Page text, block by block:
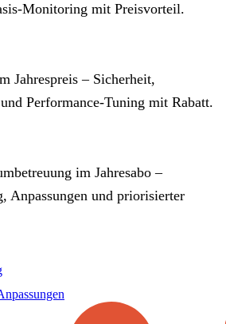
mit Preisvorteil.
Jahrespreis – Sicherheit,
Performance‑Tuning mit Rabatt.
im Jahresabo –
Anpassungen und priorisierter